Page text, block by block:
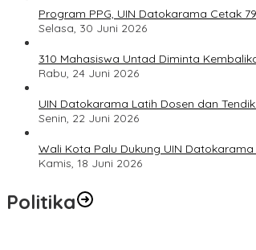
Program PPG, UIN Datokarama Cetak
Selasa, 30 Juni 2026
310 Mahasiswa Untad Diminta
Rabu, 24 Juni 2026
UIN Datokarama Latih Dosen dan
Senin, 22 Juni 2026
Wali Kota Palu Dukung UIN
Kamis, 18 Juni 2026
Politika